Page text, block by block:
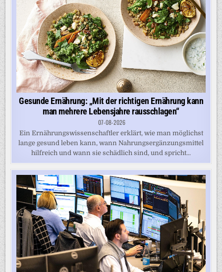
Gesunde Ernährung: „Mit der richtigen Ernährung kann
man mehrere Lebensjahre rausschlagen“
07-08-2026
Ein Ernährungswissenschaftler erklärt, wie man möglichst
lange gesund leben kann, wann Nahrungsergänzungsmittel
hilfreich und wann sie schädlich sind, und spricht...